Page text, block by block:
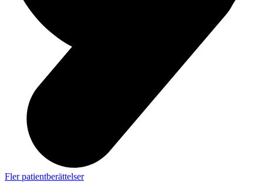
Fler patientberättelser